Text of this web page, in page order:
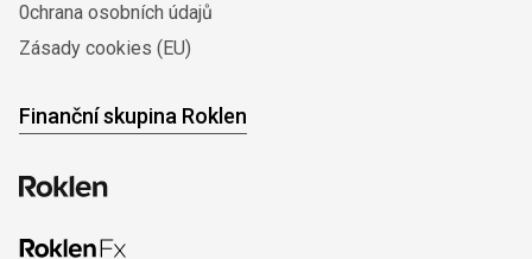
0chrana osobních údajů
Zásady cookies (EU)
Finanční skupina Roklen